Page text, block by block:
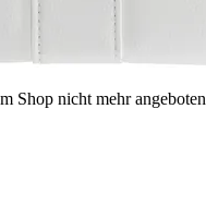
Shop nicht mehr angeboten